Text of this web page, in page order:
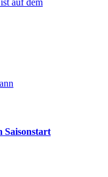
auf dem
Saisonstart